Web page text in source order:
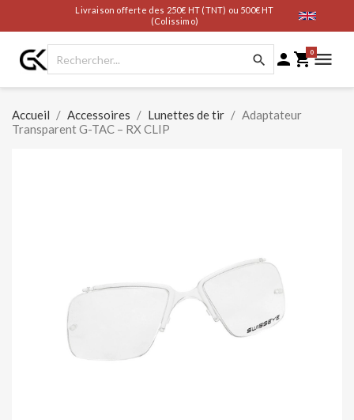
Livraison offerte des 250€ HT (TNT) ou 500€ HT
(Colissimo)
  0
Accueil Accessoires Lunettes de tir
Adaptateur
Transparent G-TAC – RX CLIP